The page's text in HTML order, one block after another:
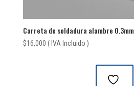
Carreta de soldadura alambre
$16,000 ( IVA Incluido )